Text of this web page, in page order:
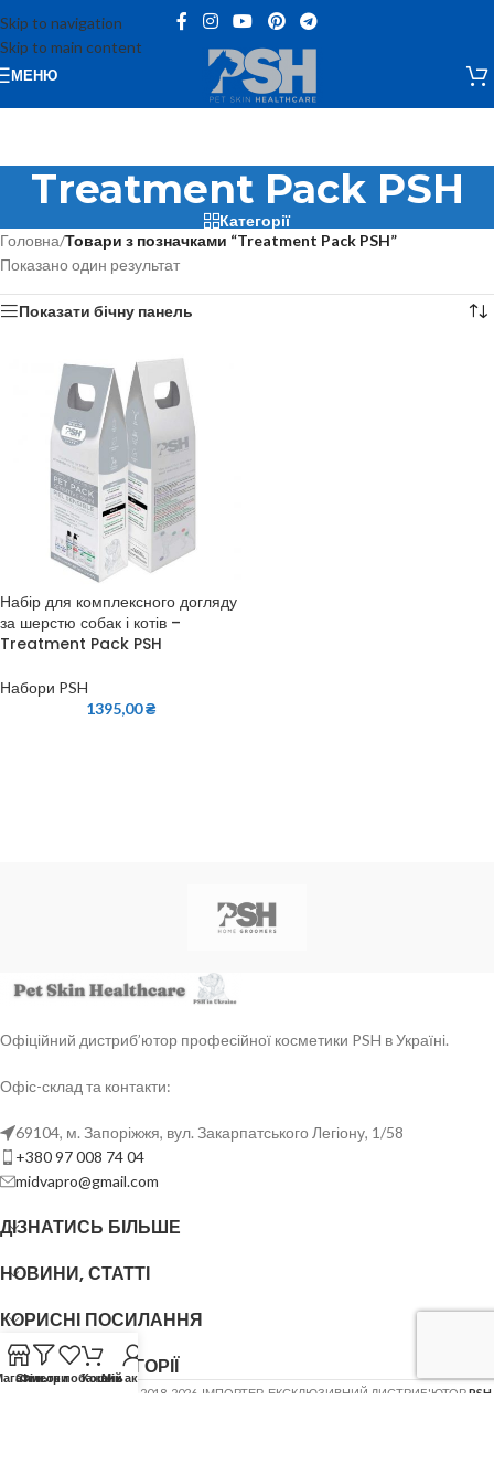
Skip to navigation
Skip to main content
МЕНЮ
Treatment Pack PSH
Категорії
Головна/Товари з позначками “Treatment Pack PSH”
Показано один результат
Показати бічну панель
Набір для комплексного догляду
за шерстю собак і котів –
Treatment Pack PSH
Набори PSH
1395,00₴
Офіційний дистриб’ютор професійної косметики PSH в Україні.
Офіс-склад та контакти:
69104, м. Запоріжжя, вул. Закарпатського Легіону, 1/58
+380 97 008 74 04
midvapro@gmail.com
ДІЗНАТИСЬ БІЛЬШЕ
НОВИНИ, СТАТТІ
КОРИСНІ ПОСИЛАННЯ
ОСНОВНІ КАТЕГОРІЇ
2018-2026. ІМПОРТЕР, ЕКСКЛЮЗИВНИЙ ДИСТРИБ'ЮТОРPSH
Фільтри
Список побажань
КошикМій акаунт